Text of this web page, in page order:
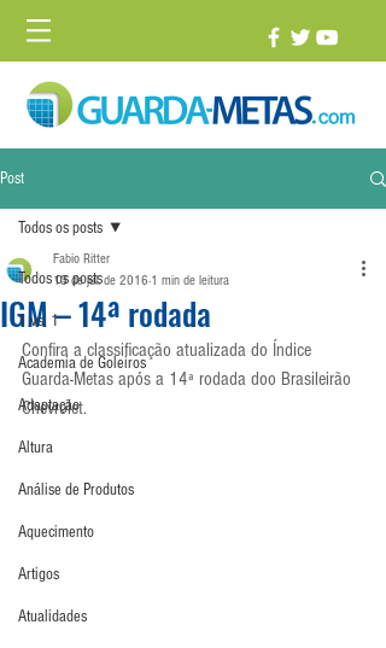
Post
Todos os posts
1 vs. 1
Academia de Goleiros
Adaptação
Altura
Análise de Produtos
Aquecimento
Artigos
Atualidades
Todos os posts
IGM – 14ª rodada
Fabio Ritter
13 de jul. de 2016 1 min de leitura
Confira a classificação atualizada do Índice
Guarda-Metas após a 14ª rodada doo Brasileirão
Chevrolet.